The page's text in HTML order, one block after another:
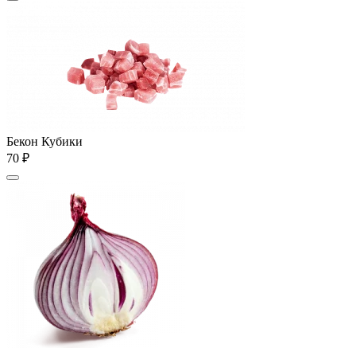
Бекон Кубики
70 ₽